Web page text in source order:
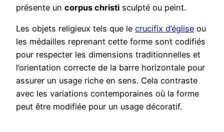
présente un corpus christi sculpté ou peint.
Les objets religieux tels que le crucifix d’église ou
les médailles reprenant cette forme sont codifiés
pour respecter les dimensions traditionnelles et
l’orientation correcte de la barre horizontale pour
assurer un usage riche en sens. Cela contraste
avec les variations contemporaines où la forme
peut être modifiée pour un usage décoratif.